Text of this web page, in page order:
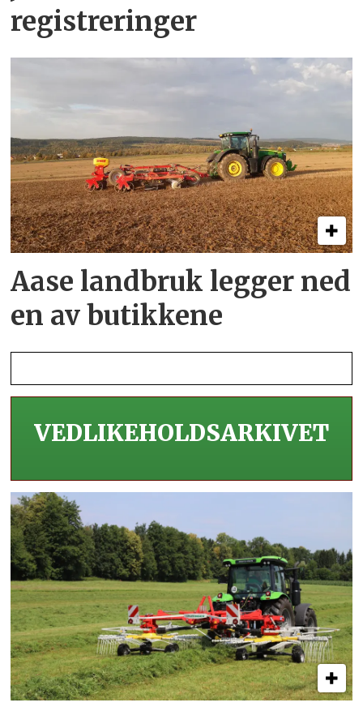
registreringer
Aase landbruk legger ned
en av butikkene
VEDLIKEHOLDS­ARKIVET